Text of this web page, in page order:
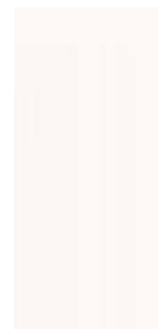
Om allt i
På SoffaDirekt kan
köp hos oss när det